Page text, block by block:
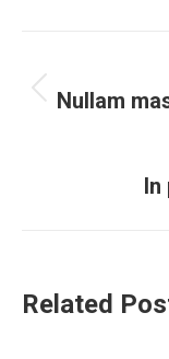
Nullam
In
Related